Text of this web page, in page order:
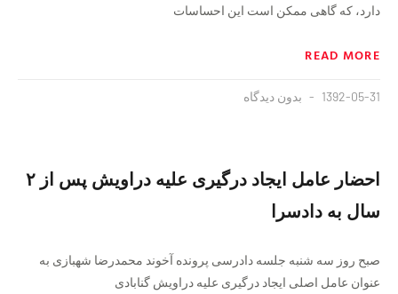
دارد، که گاهی ممکن است این احساسات
READ MORE
1392-05-31 بدون دیدگاه
احضار عامل ایجاد درگیری علیه دراویش پس از ۲
سال به دادسرا
صبح روز سه شنبه جلسه دادرسی پرونده آخوند محمدرضا شهبازی به
عنوان عامل اصلی ایجاد درگیری علیه دراویش گنابادی